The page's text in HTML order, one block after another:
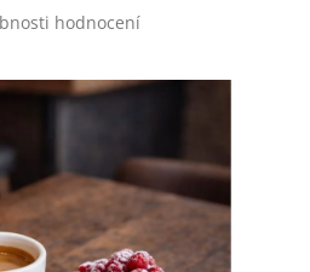
hodnocení